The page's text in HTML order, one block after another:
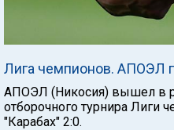
Лига чемпионов. АПОЭЛ
АПОЭЛ (Никосия) вышел в
отборочного турнира Лиги
"Карабах" 2:0.